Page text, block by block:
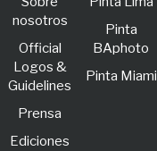
nosotros
Official
Logos &
Guidelines
Prensa
Ediciones
Pinta
BAphoto
Pinta Miami